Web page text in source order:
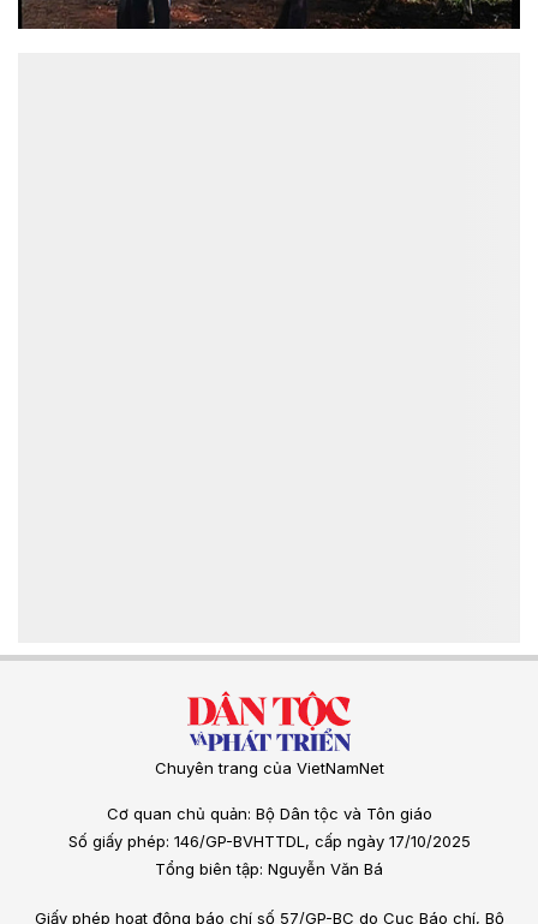
Chuyên trang của VietNamNet
Cơ quan chủ quản: Bộ Dân tộc và Tôn giáo
Số giấy phép: 146/GP-BVHTTDL, cấp ngày 17/10/2025
Tổng biên tập: Nguyễn Văn Bá
Giấy phép hoạt động báo chí số 57/GP-BC do Cục Báo chí, Bộ